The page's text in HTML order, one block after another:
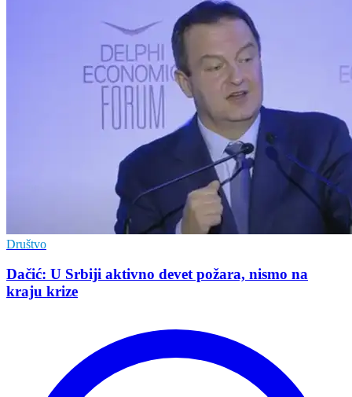
Društvo
Dačić: U Srbiji aktivno devet požara, nismo na
kraju krize